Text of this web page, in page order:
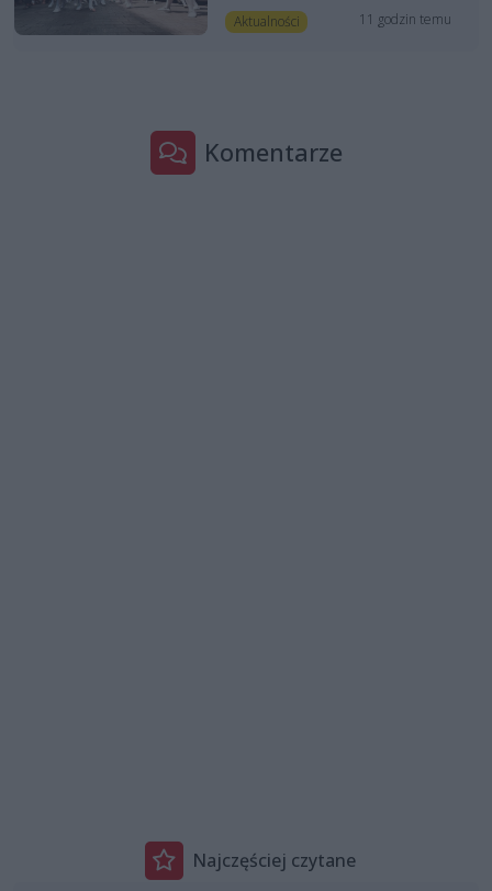
Aktualności 11 godzin temu
Komentarze
Najczęściej czytane